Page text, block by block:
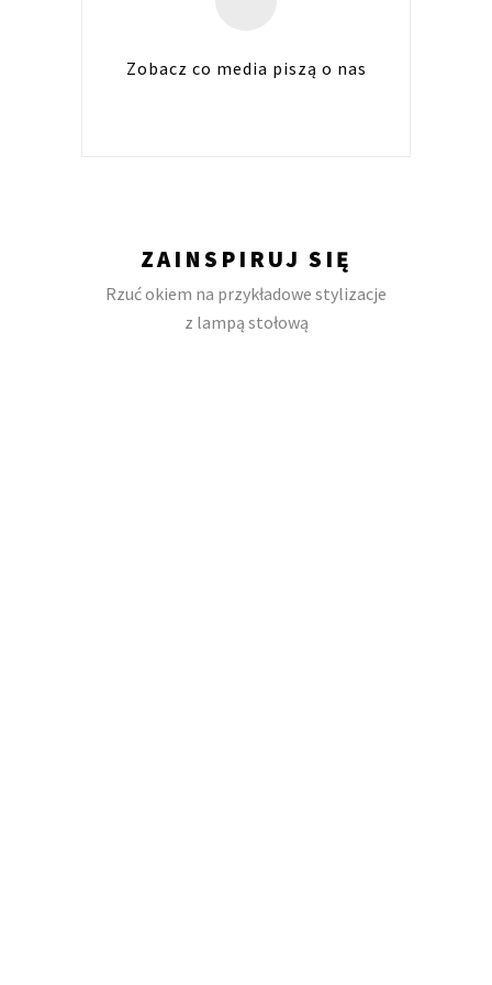
Zobacz co media piszą o nas
ZAINSPIRUJ SIĘ
Rzuć okiem na przykładowe stylizacje
z lampą stołową